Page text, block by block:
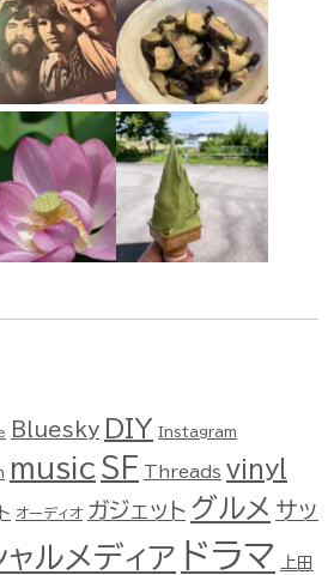
Bluesky DIY Instagram
music SF Threads vinyl
オーディオ ガジェット グルメ サッ
ャルメディア ドラマ 上田